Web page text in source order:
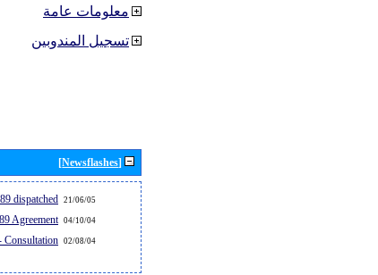
معلومات عامة
تسجيل المندوبين
[Newsflashes]
21/06/05
dispatched...
04/10/04
Agreement
02/08/04
Consultation